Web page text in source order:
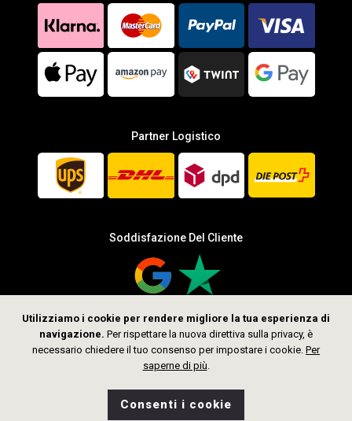
Utilizziamo i cookie per rendere migliore la tua esperienza di
navigazione. Per rispettare la nuova direttiva sulla privacy, è
necessario chiedere il tuo consenso per impostare i cookie. Per
saperne di più.
Consenti i cookie
Partner Logistico
Soddisfazione Del Cliente